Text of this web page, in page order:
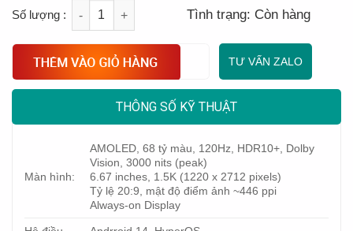
Quantity
Tình trạng: Còn hàng
TƯ VẤN ZALO
THÔNG SỐ KỸ THUẬT
Màn hình:
AMOLED, 68 tỷ màu, 120Hz, HDR10+, Dolby
Vision, 3000 nits (peak)
6.67 inches, 1.5K (1220 x 2712 pixels)
Tỷ lệ 20:9, mật độ điểm ảnh ~446 ppi
Always-on Display